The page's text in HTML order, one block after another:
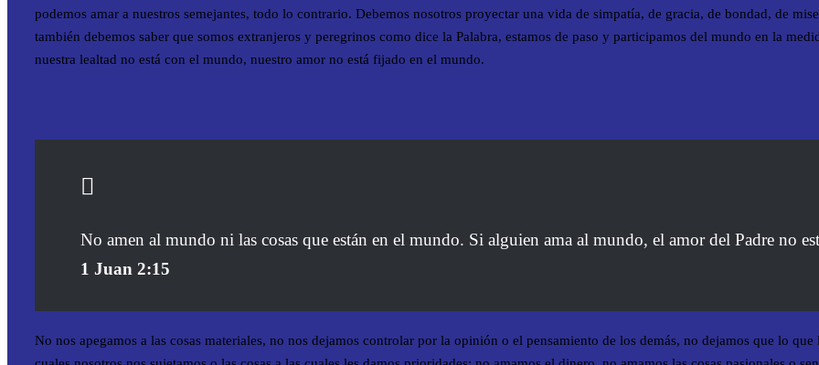
podemos amar a nuestros semejantes, todo lo contrario. Debemos nosotros proyectar una vida de simpatía, de gracia, de bondad, de
también debemos saber que somos extranjeros y peregrinos como dice la Palabra, estamos de paso y participamos del mundo en la
nuestra lealtad no está con el mundo, nuestro amor no está fijado en el mundo.
No amen al mundo ni las cosas que están en el mundo. Si alguien ama al mundo, el amor del Padre no
1 Juan 2:15
No nos apegamos a las cosas materiales, no nos dejamos controlar por la opinión o el pensamiento de los demás, no dejamos que lo